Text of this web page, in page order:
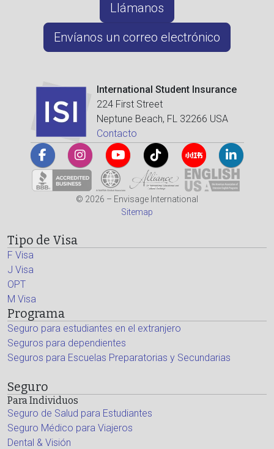
Llámanos
Envíanos un correo electrónico
International Student Insurance
224 First Street
Neptune Beach, FL 32266 USA
Contacto
© 2026 – Envisage International
Sitemap
Tipo de Visa
F Visa
J Visa
OPT
M Visa
Programa
Seguro para estudiantes en el extranjero
Seguros para dependientes
Seguros para Escuelas Preparatorias y Secundarias
Seguro
Para Individuos
Seguro de Salud para Estudiantes
Seguro Médico para Viajeros
Dental & Visión